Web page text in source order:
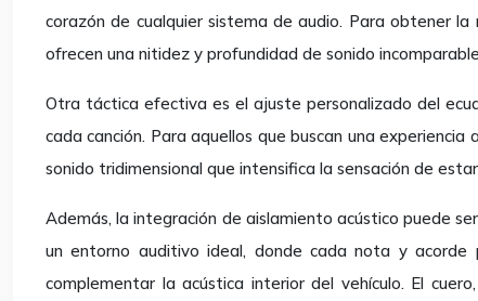
corazón de cualquier sistema de audio. Para obtener
ofrecen una nitidez y profundidad de sonido
Otra táctica efectiva es el ajuste personalizado del
cada canción. Para aquellos que buscan una
sonido tridimensional que intensifica la sensación de
Además, la integración de aislamiento acústico puede
un entorno auditivo ideal, donde cada nota y acorde
complementar la acústica interior del vehículo. El